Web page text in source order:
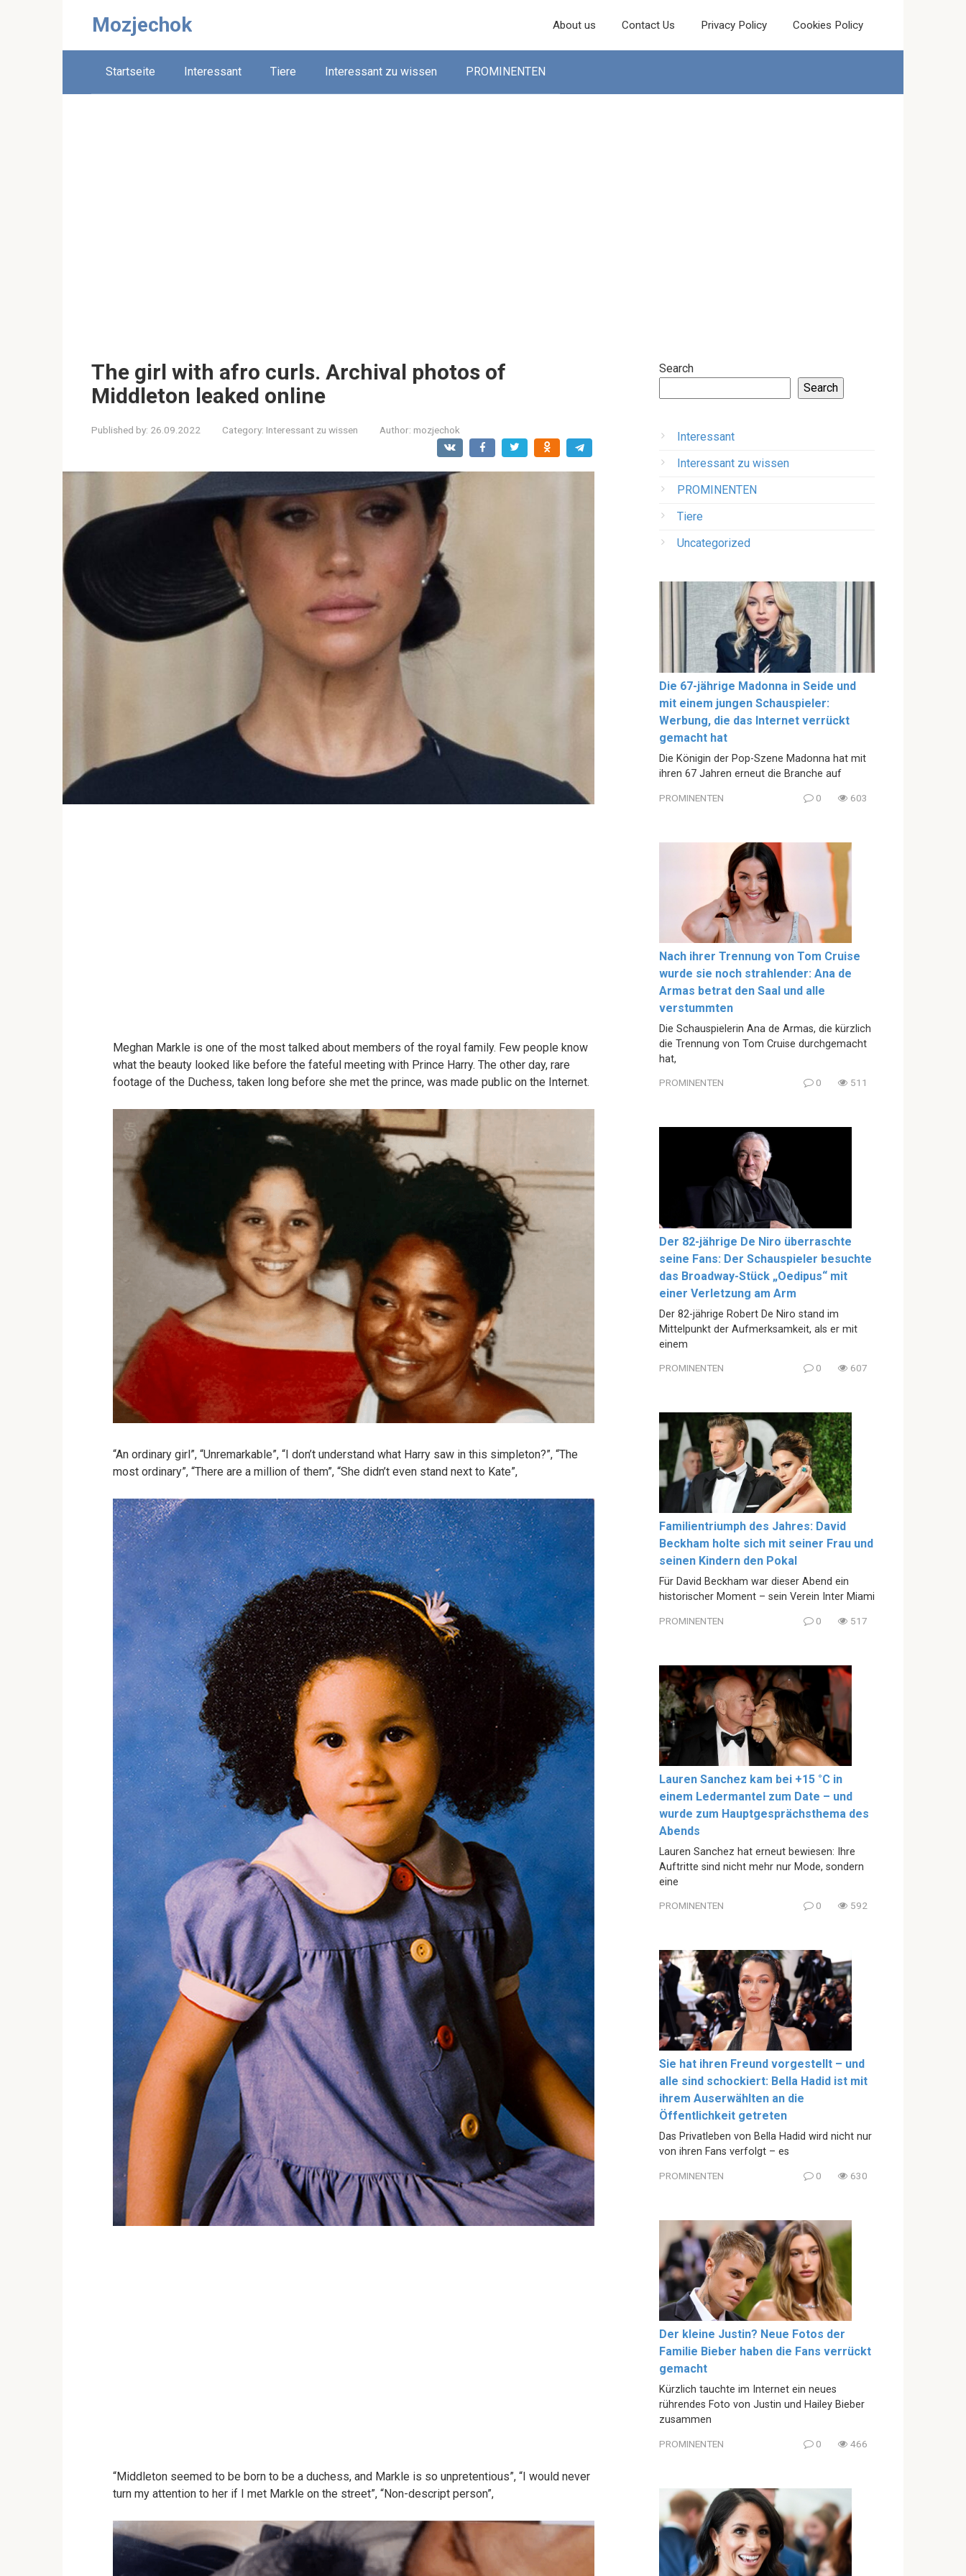
Mozjechok About us Contact Us Privacy Policy Cookies Policy
Startseite Interessant Tiere Interessant zu wissen PROMINENTEN
The girl with afro curls. Archival photos of
Middleton leaked online
Published by: 26.09.2022 Category: Interessant zu wissen Author: mozjechok
Meghan Markle is one of the most talked about members of the royal family. Few people know
what the beauty looked like before the fateful meeting with Prince Harry. The other day, rare
footage of the Duchess, taken long before she met the prince, was made public on the Internet.
“An ordinary girl”, “Unremarkable”, “I don’t understand what Harry saw in this simpleton?”, “The
most ordinary”, “There are a million of them”, “She didn’t even stand next to Kate”,
“Middleton seemed to be born to be a duchess, and Markle is so unpretentious”, “I would never
turn my attention to her if I met Markle on the street”, “Non-descript person”,
Search
Search
Interessant
Interessant zu wissen
PROMINENTEN
Tiere
Uncategorized
Die 67-jährige Madonna in Seide und
mit einem jungen Schauspieler:
Werbung, die das Internet verrückt
gemacht hat
Die Königin der Pop-Szene Madonna hat mit
ihren 67 Jahren erneut die Branche auf
PROMINENTEN 0 603
Nach ihrer Trennung von Tom Cruise
wurde sie noch strahlender: Ana de
Armas betrat den Saal und alle
verstummten
Die Schauspielerin Ana de Armas, die kürzlich
die Trennung von Tom Cruise durchgemacht
hat,
PROMINENTEN 0 511
Der 82-jährige De Niro überraschte
seine Fans: Der Schauspieler besuchte
das Broadway-Stück „Oedipus“ mit
einer Verletzung am Arm
Der 82-jährige Robert De Niro stand im
Mittelpunkt der Aufmerksamkeit, als er mit
einem
PROMINENTEN 0 607
Familientriumph des Jahres: David
Beckham holte sich mit seiner Frau und
seinen Kindern den Pokal
Für David Beckham war dieser Abend ein
historischer Moment – sein Verein Inter Miami
PROMINENTEN 0 517
Lauren Sanchez kam bei +15 °C in
einem Ledermantel zum Date – und
wurde zum Hauptgesprächsthema des
Abends
Lauren Sanchez hat erneut bewiesen: Ihre
Auftritte sind nicht mehr nur Mode, sondern
eine
PROMINENTEN 0 592
Sie hat ihren Freund vorgestellt – und
alle sind schockiert: Bella Hadid ist mit
ihrem Auserwählten an die
Öffentlichkeit getreten
Das Privatleben von Bella Hadid wird nicht nur
von ihren Fans verfolgt – es
PROMINENTEN 0 630
Der kleine Justin? Neue Fotos der
Familie Bieber haben die Fans verrückt
gemacht
Kürzlich tauchte im Internet ein neues
rührendes Foto von Justin und Hailey Bieber
zusammen
PROMINENTEN 0 466